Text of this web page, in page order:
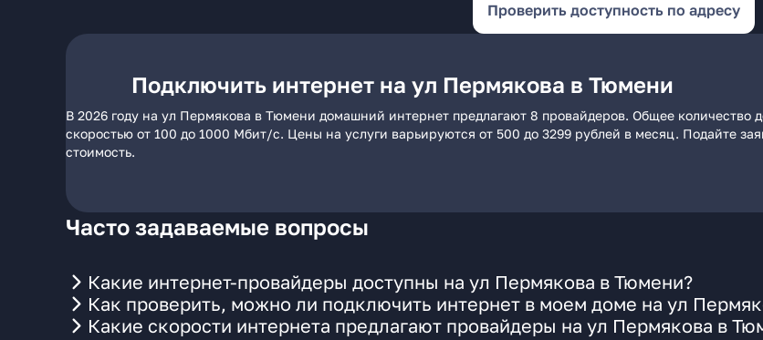
Проверить доступность по адресу
Подключить интернет на ул Пермякова в Тюмени
В 2026 году на ул Пермякова в Тюмени домашний интернет предлагают 8 провайдеров. Общее количество
скоростью от 100 до 1000 Мбит/с. Цены на услуги варьируются от 500 до 3299 рублей в месяц. Подайте
стоимость.
Часто задаваемые вопросы
Какие интернет-провайдеры доступны на ул Пермякова в Тюмени?
Как проверить, можно ли подключить интернет в моем доме на ул
Какие скорости интернета предлагают провайдеры на ул Пермякова в